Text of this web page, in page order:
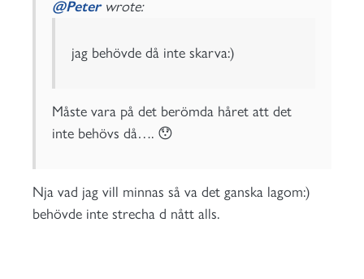
@Peterwrote:
jag behövde då inte skarva:)
Måste vara på det berömda håret att det
inte behövs då…. 😯
Nja vad jag vill minnas så va det ganska lagom:)
behövde inte strecha d nått alls.